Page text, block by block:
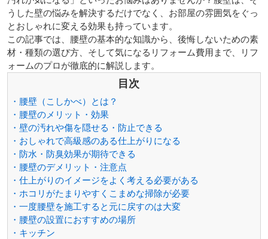
うした壁の悩みを解決するだけでなく、お部屋の雰囲気をぐっ
とおしゃれに変える効果も持っています。
この記事では、腰壁の基本的な知識から、後悔しないための素
材・種類の選び方、そして気になるリフォーム費用まで、リフ
ォームのプロが徹底的に解説します。
目次
・腰壁（こしかべ）とは？
・腰壁のメリット・効果
・壁の汚れや傷を隠せる・防止できる
・おしゃれで高級感のある仕上がりになる
・防水・防臭効果が期待できる
・腰壁のデメリット・注意点
・仕上がりのイメージをよく考える必要がある
・ホコリがたまりやすくこまめな掃除が必要
・一度腰壁を施工すると元に戻すのは大変
・腰壁の設置におすすめの場所
・キッチン